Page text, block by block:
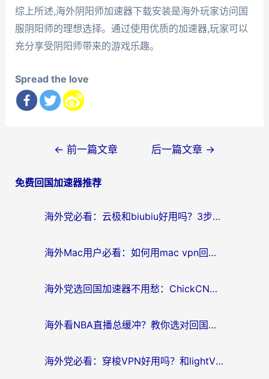
综上所述,海外阴阳师加速器下载安装是海外玩家访问国
服阴阳师的理想选择。通过使用优质的加速器,玩家可以
充分享受阴阳师带来的游戏乐趣。
Spread the love
导
← 前一篇文章 后一篇文章 →
免费回国加速器推荐
海外党必看：云极和biubiu好用吗？3步选对回国加速器，无缝刷国内剧玩手游
海外Mac用户必看：如何用mac vpn回国实现无缝刷国内剧玩国服？
海外党选回国加速器不用愁：ChickCN和SpeedCN好用吗？实测对比+避坑指南
海外看NBA直播总缓冲？教你选对回国加速器，无缝看球还能刷国内剧
海外党必看：穿梭VPN好用吗？和lightVPN对比哪个回国效果更好？附真实体验与选择指南